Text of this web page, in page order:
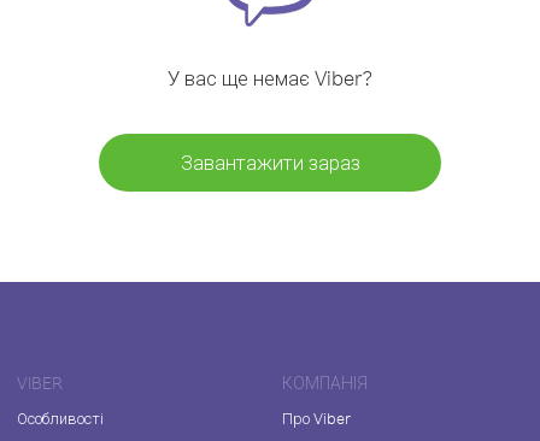
У вас ще немає Viber?
Завантажити зараз
VIBER
Особливості
КОМПАНІЯ
Про Viber